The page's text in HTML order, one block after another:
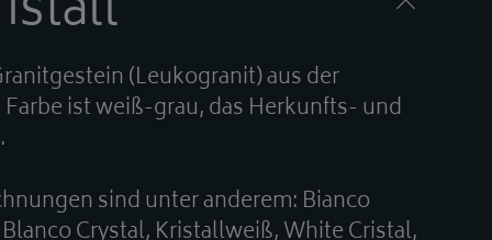
(Leukogranit) aus der
ist weiß-grau, das Herkunfts- und
sind unter anderem: Bianco
Crystal, Kristallweiß, White Cristal,